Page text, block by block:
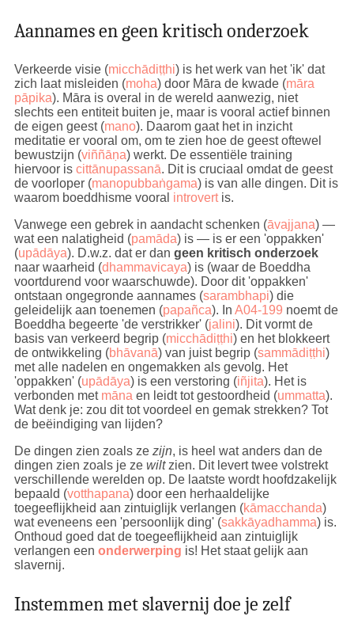
Aannames en geen kritisch onderzoek
Verkeerde visie (micchādiṭṭhi) is het werk van het 'ik' dat
zich laat misleiden (moha) door Māra de kwade (māra
pāpika). Māra is overal in de wereld aanwezig, niet
slechts een entiteit buiten je, maar is vooral actief binnen
de eigen geest (mano). Daarom gaat het in inzicht
meditatie er vooral om, om te zien hoe de geest oftewel
bewustzijn (viññāṇa) werkt. De essentiële training
hiervoor is cittānupassanā. Dit is cruciaal omdat de geest
de voorloper (manopubbaṅgama) is van alle dingen. Dit is
waarom boeddhisme vooral introvertis.
Vanwege een gebrek in aandacht schenken (āvajjana) —
wat een nalatigheid (pamāda) is — is er een 'oppakken'
(upādāya). D.w.z. dat er dan geen kritisch onderzoek
naar waarheid (dhammavicaya) is (waar de Boeddha
voortdurend voor waarschuwde). Door dit 'oppakken'
ontstaan ongegronde aannames (sarambhapi) die
geleidelijk aan toenemen (papañca). In A04-199 noemt de
Boeddha begeerte 'de verstrikker' (jalini). Dit vormt de
basis van verkeerd begrip (micchādiṭṭhi) en het blokkeert
de ontwikkeling (bhāvanā) van juist begrip (sammādiṭṭhi)
met alle nadelen en ongemakken als gevolg. Het
'oppakken' (upādāya) is een verstoring (iñjita). Het is
verbonden met māna en leidt tot gestoordheid (ummatta).
Wat denk je: zou dit tot voordeel en gemak strekken? Tot
de beëindiging van lijden?
De dingen zien zoals ze zijn, is heel wat anders dan de
dingen zien zoals je ze wiltzien. Dit levert twee volstrekt
verschillende werelden op. De laatste wordt hoofdzakelijk
bepaald (votthapana) door een herhaaldelijke
toegeeflijkheid aan zintuiglijk verlangen (kāmacchanda)
wat eveneens een 'persoonlijk ding' (sakkāyadhamma) is.
Onthoud goed dat de toegeeflijkheid aan zintuiglijk
verlangen een onderwerping is! Het staat gelijk aan
slavernij.
Instemmen met slavernij doe je zelf